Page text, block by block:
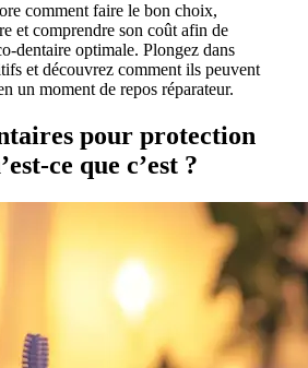
comment faire le bon choix,
et comprendre son coût afin de
dentaire optimale. Plongez dans
et découvrez comment ils peuvent
un moment de repos réparateur.
pour protection
ce que c’est ?